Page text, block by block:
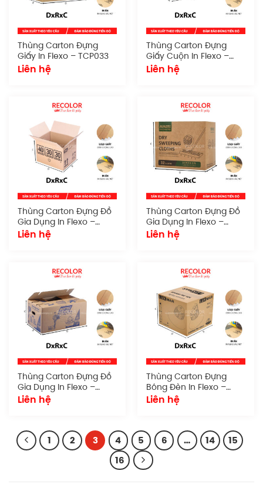
Thùng Carton Đựng
Giấy In Flexo – TCP033
Liên hệ
Thùng Carton Đựng
Giấy Cuộn In Flexo –
TCP032
Liên hệ
Thùng Carton Đựng Đồ
Gia Dụng In Flexo –
TCP031
Liên hệ
Thùng Carton Đựng Đồ
Gia Dụng In Flexo –
TCP030
Liên hệ
Thùng Carton Đựng Đồ
Gia Dụng In Flexo –
TCP029
Liên hệ
Thùng Carton Đựng
Bóng Đèn In Flexo –
TCP028
Liên hệ
1 2 3 4 5 6 … 14
15
16